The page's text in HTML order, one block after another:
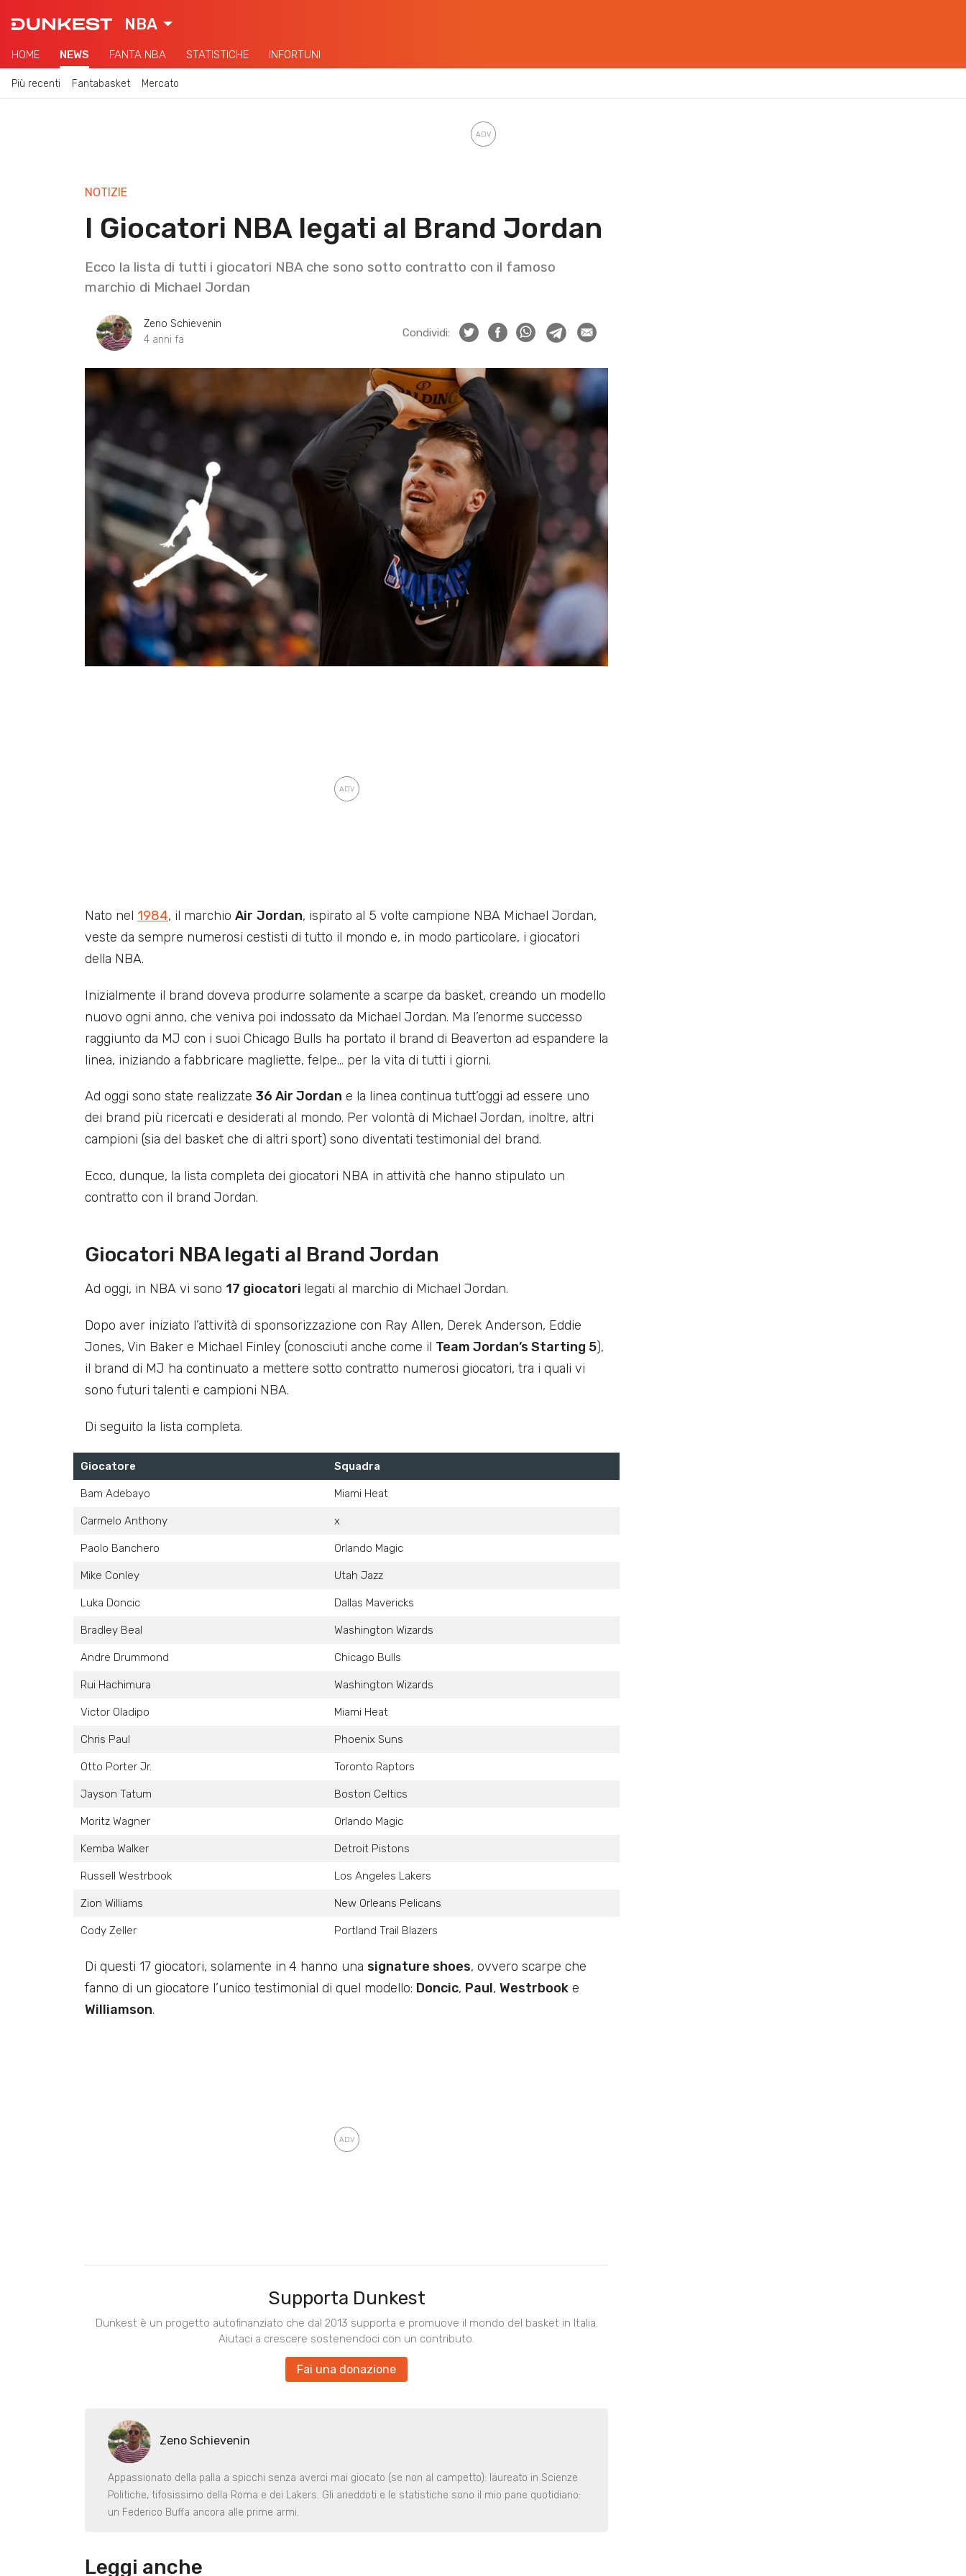
NBA
HOME NEWS FANTA NBA STATISTICHE INFORTUNI
Più recenti Fantabasket Mercato
NOTIZIE
I Giocatori NBA legati al Brand Jordan
Ecco la lista di tutti i giocatori NBA che sono sotto contratto con il famoso
marchio di Michael Jordan
Zeno Schievenin
4 anni fa
Condividi:
Nato nel 1984, il marchio Air Jordan, ispirato al 5 volte campione NBA Michael Jordan,
veste da sempre numerosi cestisti di tutto il mondo e, in modo particolare, i giocatori
della NBA.
Inizialmente il brand doveva produrre solamente a scarpe da basket, creando un modello
nuovo ogni anno, che veniva poi indossato da Michael Jordan. Ma l’enorme successo
raggiunto da MJ con i suoi Chicago Bulls ha portato il brand di Beaverton ad espandere la
linea, iniziando a fabbricare magliette, felpe… per la vita di tutti i giorni.
Ad oggi sono state realizzate 36 Air Jordan e la linea continua tutt’oggi ad essere uno
dei brand più ricercati e desiderati al mondo. Per volontà di Michael Jordan, inoltre, altri
campioni (sia del basket che di altri sport) sono diventati testimonial del brand.
Ecco, dunque, la lista completa dei giocatori NBA in attività che hanno stipulato un
contratto con il brand Jordan.
Giocatori NBA legati al Brand Jordan
Ad oggi, in NBA vi sono 17 giocatori legati al marchio di Michael Jordan.
Dopo aver iniziato l’attività di sponsorizzazione con Ray Allen, Derek Anderson, Eddie
Jones, Vin Baker e Michael Finley (conosciuti anche come il Team Jordan’s Starting 5),
il brand di MJ ha continuato a mettere sotto contratto numerosi giocatori, tra i quali vi
sono futuri talenti e campioni NBA.
Di seguito la lista completa.
Giocatore Squadra
Bam Adebayo Miami Heat
Carmelo Anthony x
Paolo Banchero Orlando Magic
Mike Conley Utah Jazz
Luka Doncic Dallas Mavericks
Bradley Beal Washington Wizards
Andre Drummond Chicago Bulls
Rui Hachimura Washington Wizards
Victor Oladipo Miami Heat
Chris Paul Phoenix Suns
Otto Porter Jr. Toronto Raptors
Jayson Tatum Boston Celtics
Moritz Wagner Orlando Magic
Kemba Walker Detroit Pistons
Russell Westrbook Los Angeles Lakers
Zion Williams New Orleans Pelicans
Cody Zeller Portland Trail Blazers
Di questi 17 giocatori, solamente in 4 hanno una signature shoes, ovvero scarpe che
fanno di un giocatore l’unico testimonial di quel modello: Doncic, Paul, Westrbook e
Williamson.
Supporta Dunkest
Dunkest è un progetto autofinanziato che dal 2013 supporta e promuove il mondo del basket in Italia.
Aiutaci a crescere sostenendoci con un contributo.
Fai una donazione
Zeno Schievenin
Appassionato della palla a spicchi senza averci mai giocato (se non al campetto): laureato in Scienze
Politiche, tifosissimo della Roma e dei Lakers. Gli aneddoti e le statistiche sono il mio pane quotidiano:
un Federico Buffa ancora alle prime armi.
Leggi anche